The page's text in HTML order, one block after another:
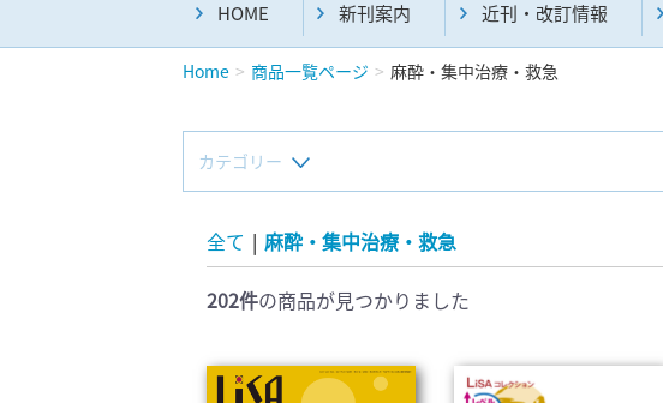
HOME 新刊案内 近刊・改訂情報
Home 商品一覧ページ 麻酔・集中治療・救急
カテゴリー
新刊(直近6ヶ月)(23)
マニュアル(39)
臨床医学:一般(359) 臨床医学:内科系(407)
全て | 麻酔・集中治療・救急
202件の商品が見つかりました